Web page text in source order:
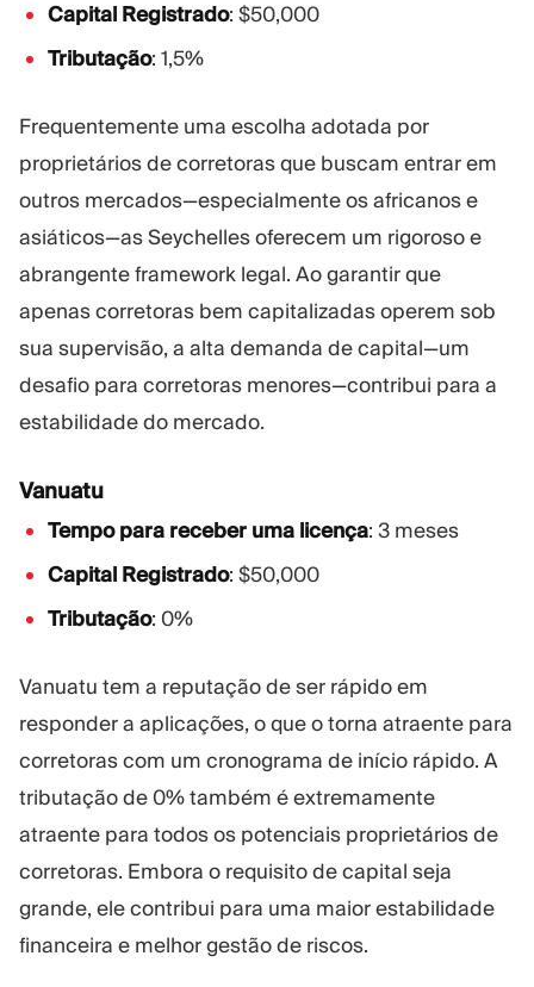
Capital Registrado: $50,000
Tributação: 1,5%
Frequentemente uma escolha adotada por
proprietários de corretoras que buscam entrar em
outros mercados—especialmente os africanos e
asiáticos—as Seychelles oferecem um rigoroso e
abrangente framework legal. Ao garantir que
apenas corretoras bem capitalizadas operem sob
sua supervisão, a alta demanda de capital—um
desafio para corretoras menores—contribui para a
estabilidade do mercado.
Vanuatu
Tempo para receber uma licença: 3 meses
Capital Registrado: $50,000
Tributação: 0%
Vanuatu tem a reputação de ser rápido em
responder a aplicações, o que o torna atraente para
corretoras com um cronograma de início rápido. A
tributação de 0% também é extremamente
atraente para todos os potenciais proprietários de
corretoras. Embora o requisito de capital seja
grande, ele contribui para uma maior estabilidade
financeira e melhor gestão de riscos.